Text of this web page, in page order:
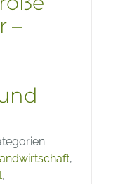
–
,
,